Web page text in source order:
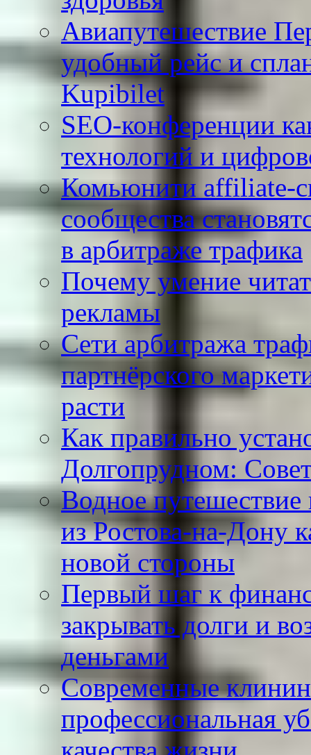
Авиапутешествие
удобный рейс и
Kupibilet
SEO-конференции
технологий и
Комьюнити affiliate-
сообщества
в арбитраже трафика
Почему умение
рекламы
Сети арбитража
партнёрского
расти
Как правильно
Долгопрудном:
Водное
из Ростова-на-Дону
новой стороны
Первый шаг к
закрывать долги и
деньгами
Современные
профессиональная